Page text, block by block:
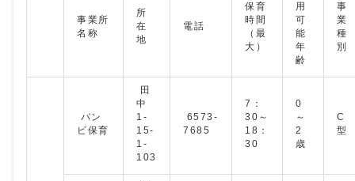
事業所
名称
所
在
地
電話
保育
時間
（最
大）
用
可
能
年
齢
事
業
種
別
バン
ビ保育
田
中
1-
15-
1-
103
6573-
7685
7：
30～
18：
30
0
～
2
歳
C
型